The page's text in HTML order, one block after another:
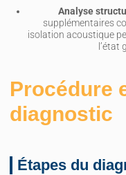
Analyse
supplémentaires
isolation acoustique
l’état
Procédure
diagnostic
Étapes du